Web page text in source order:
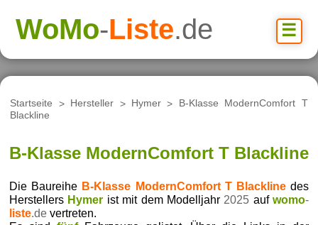
☰
WoMo-Liste.de
Startseite > Hersteller > Hymer >
B-Klasse ModernComfort T
Blackline
B-Klasse ModernComfort T Blackline
Die Baureihe B-Klasse ModernComfort T Blacklinedes
Herstellers Hymer ist mit dem Modelljahr 2025 aufwomo-
liste.devertreten.